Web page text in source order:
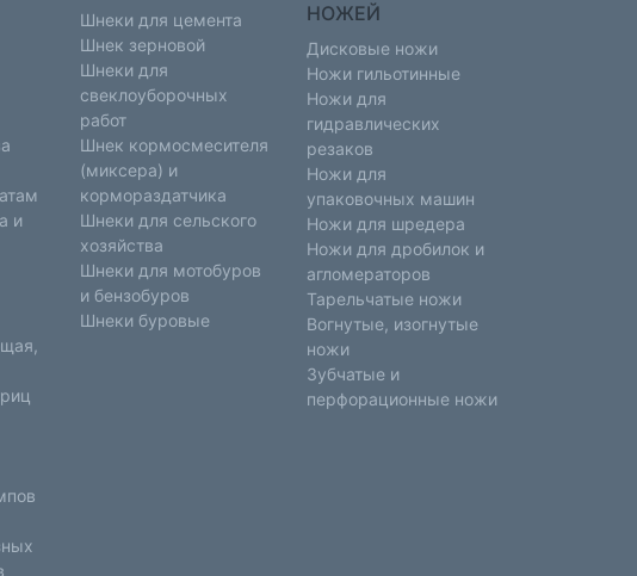
и
Шнеки для цемента
Шнек зерновой
Шнеки для
свеклоуборочных
работ
Шнек кормосмесителя
(миксера) и
кормораздатчика
Шнеки для сельского
хозяйства
Шнеки для мотобуров
и бензобуров
Шнеки буровые
НОЖЕЙ
Дисковые ножи
Ножи гильотинные
Ножи для
гидравлических
резаков
Ножи для
упаковочных машин
Ножи для шредера
Ножи для дробилок и
агломераторов
Тарельчатые ножи
Вогнутые, изогнутые
ножи
Зубчатые и
перфорационные ножи